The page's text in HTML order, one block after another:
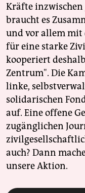
Kräfte inzwischen
braucht es
und vor allem mit
für eine starke
kooperiert
Zentrum". Die
linke,
solidarischen
auf. Eine offene
zugänglichen
auch? Dann
unsere Aktion.